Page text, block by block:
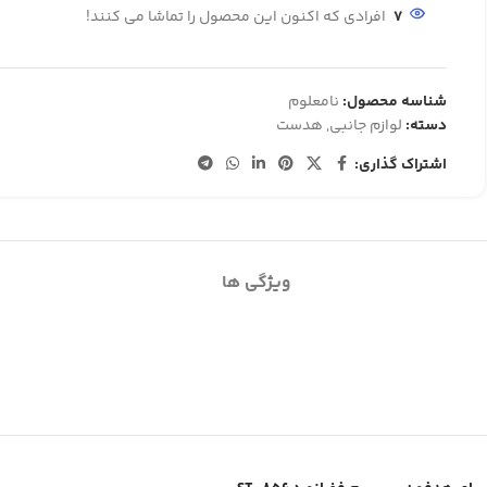
7 افرادی که اکنون این محصول را تماشا می کنند!
شناسه محصول: نامعلوم
دسته: لوازم جانبی, هدست
اشتراک گذاری:
ویژگی ها